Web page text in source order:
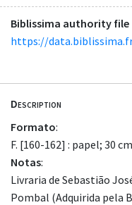
Biblissima authority file
https://
Description
Formato:
F. [160-162] : papel; 30 cm
Notas:
Livraria de Sebastião
Pombal (Adquirida pela